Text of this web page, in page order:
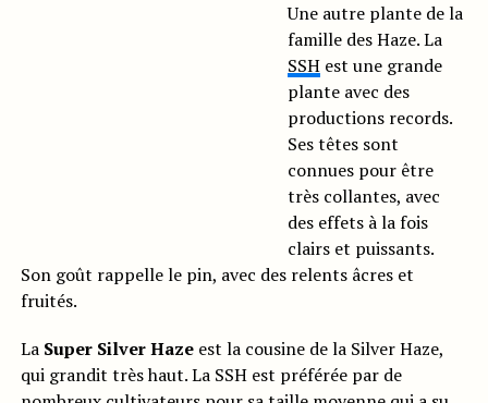
Une autre plante de la
famille des Haze. La
SSHest une grande
plante avec des
productions records.
Ses têtes sont
connues pour être
très collantes, avec
des effets à la fois
clairs et puissants.
Son goût rappelle le pin, avec des relents âcres et
fruités.
La Super Silver Hazeest la cousine de la Silver Haze,
qui grandit très haut. La SSH est préférée par de